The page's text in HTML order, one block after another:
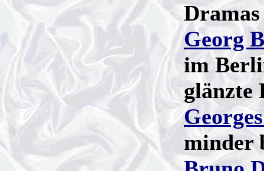
Georg
im
glänzte
minder